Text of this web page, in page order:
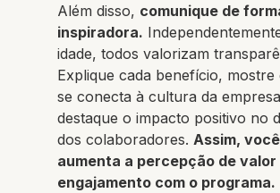
Além disso, comunique de
inspiradora.
idade, todos valorizam
Explique cada benefício, mostre
se conecta à cultura da
destaque o impacto positivo no
dos colaboradores. Assim, você
aumenta a percepção de valor
engajamento com o programa.